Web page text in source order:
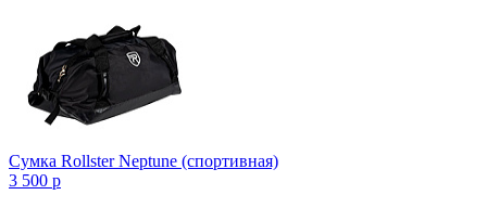
Сумка Rollster Neptune (спортивная)
3 500 p